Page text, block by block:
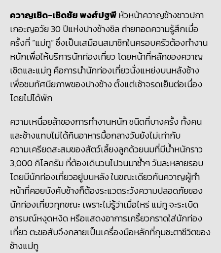
ควาญเชิด-เชิดชัย พงศ์ปฐพีหัวหน้าควาญช้างชาวปกา
เกอะญอวัย30ปีแห่งปางช้างชิล ถ่ายทอดความรู้สึกเมื่อ
ครั้งที่ “แม่ทู” ซึ่งเป็นเสมือนสมาชิกในครอบครัวต้องทำงาน
หนักเพื่อให้บริการนักท่องเที่ยว โดยหน้าที่หลักของควาญ
เชิดและแม่ทู คือการนำนักท่องเที่ยวนั่งแหย่งบนหลังช้าง
เพื่อชมทัศนียภาพของปางช้าง ตั้งแต่เช้าจรดเย็นต่อเนื่อง
โดยไม่ได้พัก
ความเหนื่อยล้าของการทำงานหนัก ชนิดที่บางครั้ง ทั้งคน
และช้างแทบไม่ได้กินอาหารมื้อกลางวันยังไม่เท่ากับ
ความเครียดสะสมของสัตว์เลี้ยงลูกด้วยนมที่มีน้ำหนักราว
3,000 กิโลกรัม ที่ต้องเดินวนไปวนมาซ้ำๆ วันละหลายรอบ
โดยมีนักท่องเที่ยวอยู่บนหลัง ในขณะเดียวกันควาญผู้ทำ
หน้าที่คอยบังคับช้างก็ต้องระแวดระวังความปลอดภัยของ
นักท่องเที่ยวทุกขณะ เพราะไม่รู้ว่าเมื่อไหร่ แม่ทู จะระเบิด
อารมณ์หงุดหงิด หรือแสดงอาการเกรี้ยวกราดใส่นักท่อง
เที่ยว ตะขอสับจึงกลายเป็นเครื่องมือหลักที่กุมชะตาชีวิตของ
ช้างแม่ทู